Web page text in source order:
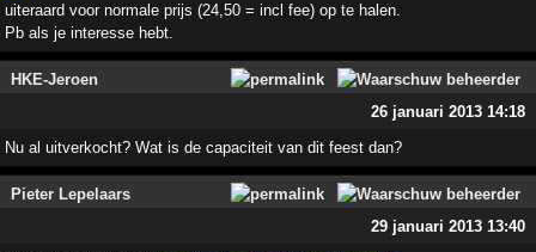
uiteraard voor normale prijs (24,50 = incl fee) op te halen.
Pb als je interesse hebt.
HKE-Jeroen
26 januari 2013 14:18
Nu al uitverkocht? Wat is de capaciteit van dit feest dan?
Pieter Lepelaars
29 januari 2013 13:40